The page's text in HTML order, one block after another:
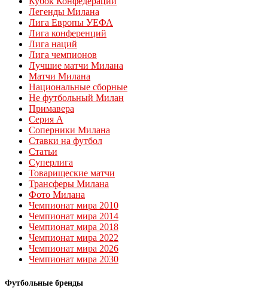
Легенды Милана
Лига Европы УЕФА
Лига конференций
Лига наций
Лига чемпионов
Лучшие матчи Милана
Матчи Милана
Национальные сборные
Не футбольный Милан
Примавера
Серия А
Соперники Милана
Ставки на футбол
Статьи
Суперлига
Товарищеские матчи
Трансферы Милана
Фото Милана
Чемпионат мира 2010
Чемпионат мира 2014
Чемпионат мира 2018
Чемпионат мира 2022
Чемпионат мира 2026
Чемпионат мира 2030
Футбольные бренды